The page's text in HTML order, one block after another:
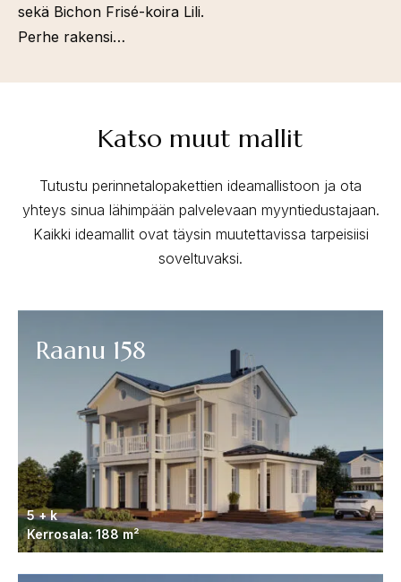
sekä Bichon Frisé-koira Lili.
Perhe rakensi…
Katso muut mallit
Tutustu perinnetalopakettien ideamallistoon ja ota
yhteys sinua lähimpään palvelevaan myyntiedustajaan.
Kaikki ideamallit ovat täysin muutettavissa tarpeisiisi
soveltuvaksi.
5 + k
Kerrosala: 188 m²
Raanu 158